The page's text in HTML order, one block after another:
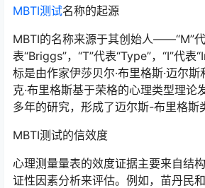
MBTI测试名称的起源
MBTI的名称来源于其创始人——“M”代
表“Briggs”，“T”代表“Type”，“I”代
标是由作家伊莎贝尔·布里格斯·迈尔
克·布里格斯基于荣格的心理类型理论
多年的研究，形成了迈尔斯-布里格斯
MBTI测试的信效度
心理测量量表的效度证据主要来自结
证性因素分析来评估。例如，苗丹民